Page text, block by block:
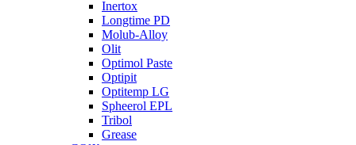
Inertox
Longtime PD
Molub-Alloy
Olit
Optimol Paste
Optipit
Optitemp LG
Spheerol EPL
Tribol
Grease